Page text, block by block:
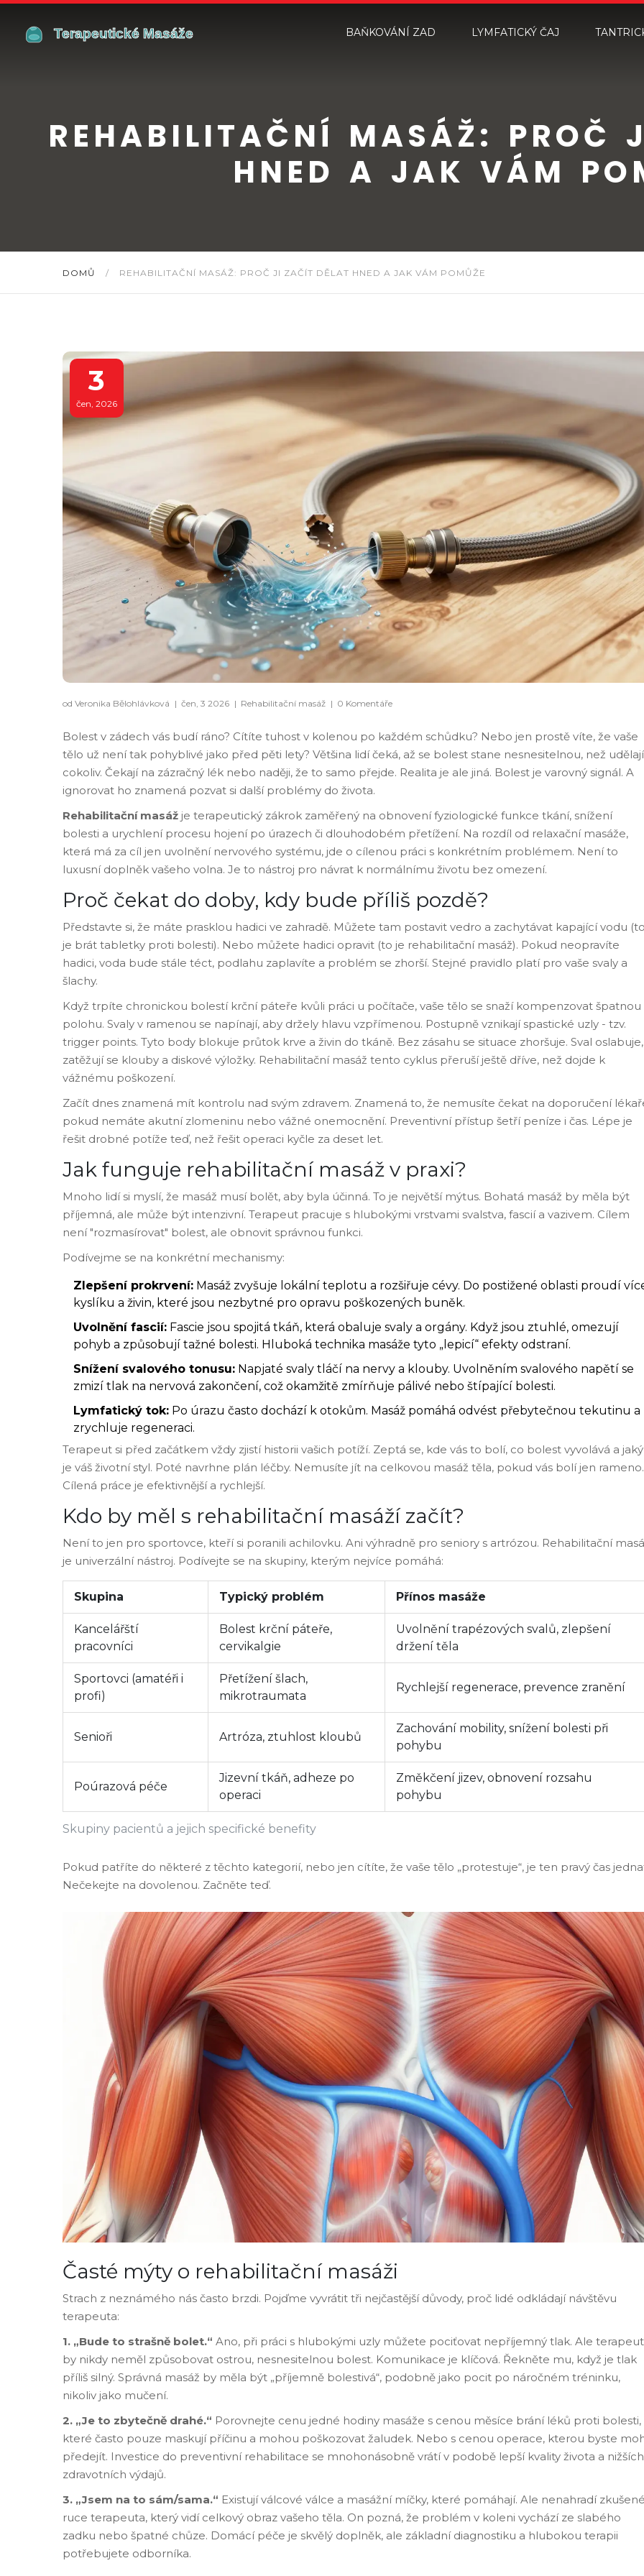
BAŇKOVÁNÍ ZAD LYMFATICKÝ ČAJ
REHABILITAČNÍ MASÁŽ: PROČ
HNED A JAK VÁM
DOMŮ / REHABILITAČNÍ MASÁŽ: PROČ JI ZAČÍT DĚLAT HNED A JAK VÁM POMŮŽE
3
čen, 2026
od Veronika Bělohlávková | čen, 3 2026 | Rehabilitační masáž | 0 Komentáře
Bolest v zádech vás budí ráno? Cítíte tuhost v kolenou po každém schůdku? Nebo jen prostě víte, že vaše
tělo už není tak pohyblivé jako před pěti lety? Většina lidí čeká, až se bolest stane nesnesitelnou, než udělají
cokoliv. Čekají na zázračný lék nebo naději, že to samo přejde. Realita je ale jiná. Bolest je varovný signál. A
ignorovat ho znamená pozvat si další problémy do života.
Rehabilitační masáž je terapeutický zákrok zaměřený na obnovení fyziologické funkce tkání, snížení
bolesti a urychlení procesu hojení po úrazech či dlouhodobém přetížení. Na rozdíl od relaxační masáže,
která má za cíl jen uvolnění nervového systému, jde o cílenou práci s konkrétním problémem. Není to
luxusní doplněk vašeho volna. Je to nástroj pro návrat k normálnímu životu bez omezení.
Proč čekat do doby, kdy bude příliš pozdě?
Představte si, že máte prasklou hadici ve zahradě. Můžete tam postavit vedro a zachytávat kapající vodu
je brát tabletky proti bolesti). Nebo můžete hadici opravit (to je rehabilitační masáž). Pokud neopravíte
hadici, voda bude stále téct, podlahu zaplavíte a problém se zhorší. Stejné pravidlo platí pro vaše svaly a
šlachy.
Když trpíte chronickou bolestí krční páteře kvůli práci u počítače, vaše tělo se snaží kompenzovat špatnou
polohu. Svaly v ramenou se napínají, aby držely hlavu vzpřímenou. Postupně vznikají spastické uzly - tzv.
trigger points. Tyto body blokuje průtok krve a živin do tkáně. Bez zásahu se situace zhoršuje. Sval oslabuje,
zatěžují se klouby a diskové výložky. Rehabilitační masáž tento cyklus přeruší ještě dříve, než dojde k
vážnému poškození.
Začít dnes znamená mít kontrolu nad svým zdravem. Znamená to, že nemusíte čekat na doporučení
pokud nemáte akutní zlomeninu nebo vážné onemocnění. Preventivní přístup šetří peníze i čas. Lépe je
řešit drobné potíže teď, než řešit operaci kyčle za deset let.
Jak funguje rehabilitační masáž v praxi?
Mnoho lidí si myslí, že masáž musí bolět, aby byla účinná. To je největší mýtus. Bohatá masáž by měla být
příjemná, ale může být intenzivní. Terapeut pracuje s hlubokými vrstvami svalstva, fascií a vazivem. Cílem
není "rozmasírovat" bolest, ale obnovit správnou funkci.
Podívejme se na konkrétní mechanismy:
Zlepšení prokrvení: Masáž zvyšuje lokální teplotu a rozšiřuje cévy. Do postižené oblasti proudí
kyslíku a živin, které jsou nezbytné pro opravu poškozených buněk.
Uvolnění fascií: Fascie jsou spojitá tkáň, která obaluje svaly a orgány. Když jsou ztuhlé, omezují
pohyb a způsobují tažné bolesti. Hluboká technika masáže tyto „lepicí“ efekty odstraní.
Snížení svalového tonusu: Napjaté svaly tláčí na nervy a klouby. Uvolněním svalového napětí se
zmizí tlak na nervová zakončení, což okamžitě zmírňuje pálivé nebo štípající bolesti.
Lymfatický tok: Po úrazu často dochází k otokům. Masáž pomáhá odvést přebytečnou tekutinu a
zrychluje regeneraci.
Terapeut si před začátkem vždy zjistí historii vašich potíží. Zeptá se, kde vás to bolí, co bolest vyvolává a jaký
je váš životní styl. Poté navrhne plán léčby. Nemusíte jít na celkovou masáž těla, pokud vás bolí jen rameno.
Cílená práce je efektivnější a rychlejší.
Kdo by měl s rehabilitační masáží začít?
Není to jen pro sportovce, kteří si poranili achilovku. Ani výhradně pro seniory s artrózou. Rehabilitační
je univerzální nástroj. Podívejte se na skupiny, kterým nejvíce pomáhá:
Skupiny pacientů a jejich specifické benefity
Skupina Typický problém Přínos masáže
Kancelářští
pracovníci
Bolest krční páteře,
cervikalgie
Uvolnění trapézových svalů, zlepšení
držení těla
Sportovci (amatéři i
profi)
Přetížení šlach,
mikrotraumata
Rychlejší regenerace, prevence zranění
Senioři Artróza, ztuhlost kloubů
Zachování mobility, snížení bolesti při
pohybu
Poúrazová péče
Jizevní tkáň, adheze po
operaci
Změkčení jizev, obnovení rozsahu
pohybu
Pokud patříte do některé z těchto kategorií, nebo jen cítíte, že vaše tělo „protestuje“, je ten pravý čas
Nečekejte na dovolenou. Začněte teď.
Časté mýty o rehabilitační masáži
Strach z neznámého nás často brzdi. Pojďme vyvrátit tři nejčastější důvody, proč lidé odkládají návštěvu
terapeuta:
1. „Bude to strašně bolet.“ Ano, při práci s hlubokými uzly můžete pociťovat nepříjemný tlak. Ale terapeut
by nikdy neměl způsobovat ostrou, nesnesitelnou bolest. Komunikace je klíčová. Řekněte mu, když je tlak
příliš silný. Správná masáž by měla být „příjemně bolestivá“, podobně jako pocit po náročném tréninku,
nikoliv jako mučení.
2. „Je to zbytečně drahé.“ Porovnejte cenu jedné hodiny masáže s cenou měsíce brání léků proti bolesti,
které často pouze maskují příčinu a mohou poškozovat žaludek. Nebo s cenou operace, kterou byste
předejít. Investice do preventivní rehabilitace se mnohonásobně vrátí v podobě lepší kvality života a nižších
zdravotních výdajů.
3. „Jsem na to sám/sama.“ Existují válcové válce a masážní míčky, které pomáhají. Ale nenahradí
ruce terapeuta, který vidí celkový obraz vašeho těla. On pozná, že problém v koleni vychází ze slabého
zadku nebo špatné chůze. Domácí péče je skvělý doplněk, ale základní diagnostiku a hlubokou terapii
potřebujete odborníka.